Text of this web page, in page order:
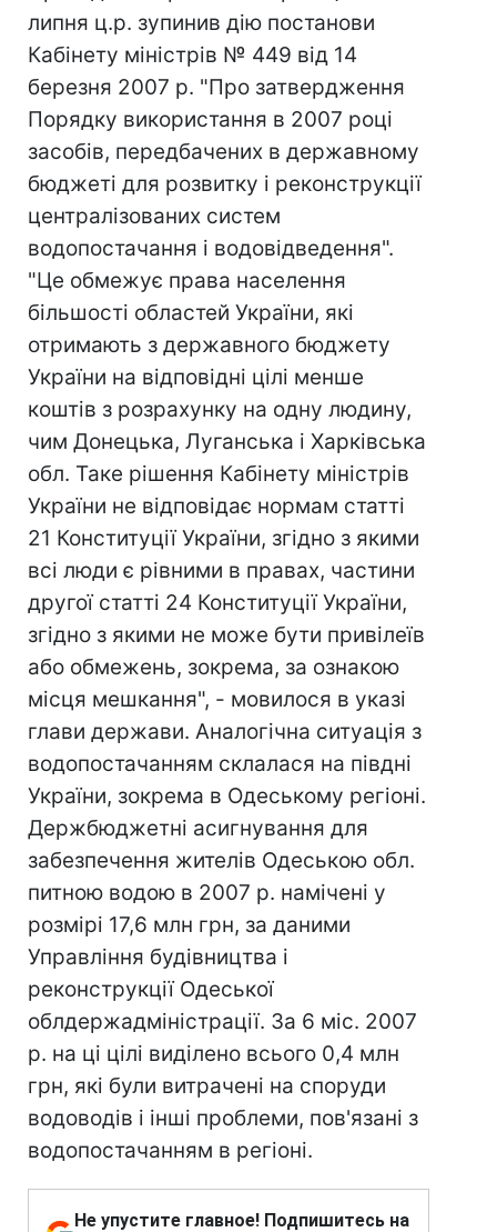
липня ц.р. зупинив дію постанови
Кабінету міністрів № 449 від 14
березня 2007 р. "Про затвердження
Порядку використання в 2007 році
засобів, передбачених в державному
бюджеті для розвитку і реконструкції
централізованих систем
водопостачання і водовідведення".
"Це обмежує права населення
більшості областей України, які
отримають з державного бюджету
України на відповідні цілі менше
коштів з розрахунку на одну людину,
чим Донецька, Луганська і Харківська
обл. Таке рішення Кабінету міністрів
України не відповідає нормам статті
21 Конституції України, згідно з якими
всі люди є рівними в правах, частини
другої статті 24 Конституції України,
згідно з якими не може бути привілеїв
або обмежень, зокрема, за ознакою
місця мешкання", - мовилося в указі
глави держави. Аналогічна ситуація з
водопостачанням склалася на півдні
України, зокрема в Одеському регіоні.
Держбюджетні асигнування для
забезпечення жителів Одеською обл.
питною водою в 2007 р. намічені у
розмірі 17,6 млн грн, за даними
Управління будівництва і
реконструкції Одеської
облдержадміністрації. За 6 міс. 2007
р. на ці цілі виділено всього 0,4 млн
грн, які були витрачені на споруди
водоводів і інші проблеми, пов'язані з
водопостачанням в регіоні.
Не упустите главное! Подпишитесь на